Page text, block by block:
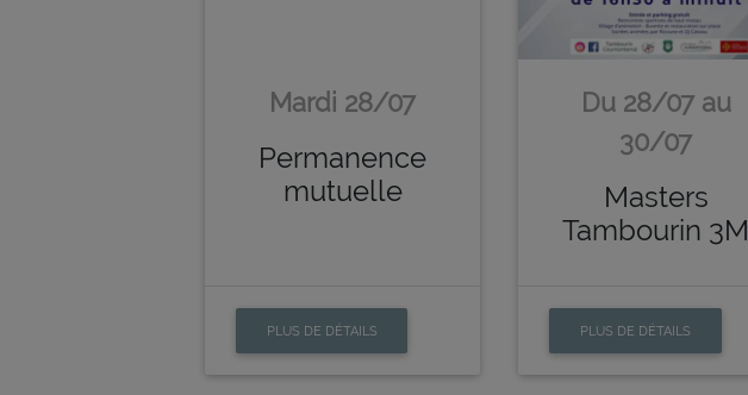
Mardi 28/07
Permanence
mutuelle
PLUS DE DÉTAILS
Du 28/07 au
30/07
Masters
Tambourin 3M
PLUS DE DÉTAILS